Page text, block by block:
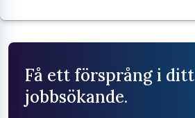
Få ett försprång i ditt
jobbsökande.